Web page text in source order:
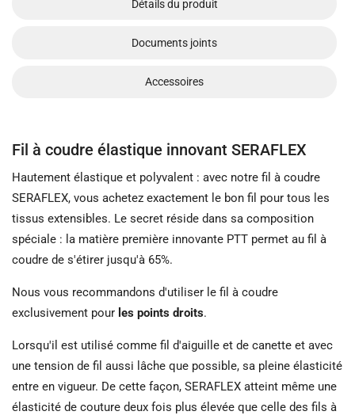
Détails du produit
Documents joints
Accessoires
Fil à coudre élastique innovant SERAFLEX
Hautement élastique et polyvalent : avec notre fil à coudre
SERAFLEX, vous achetez exactement le bon fil pour tous les
tissus extensibles. Le secret réside dans sa composition
spéciale : la matière première innovante PTT permet au fil à
coudre de s'étirer jusqu'à 65%.
Nous vous recommandons d'utiliser le fil à coudre
exclusivement pour les points droits.
Lorsqu'il est utilisé comme fil d'aiguille et de canette et avec
une tension de fil aussi lâche que possible, sa pleine élasticité
entre en vigueur. De cette façon, SERAFLEX atteint même une
élasticité de couture deux fois plus élevée que celle des fils à